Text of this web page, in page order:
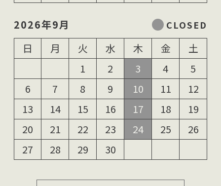
2026年9月
日
月 火 水 木 金
土
1
2 3 4
5
6
7 8 9 10 11
12
13
14 15 16 17 18
19
20
21 22 23 24 25
26
27
28 29 30